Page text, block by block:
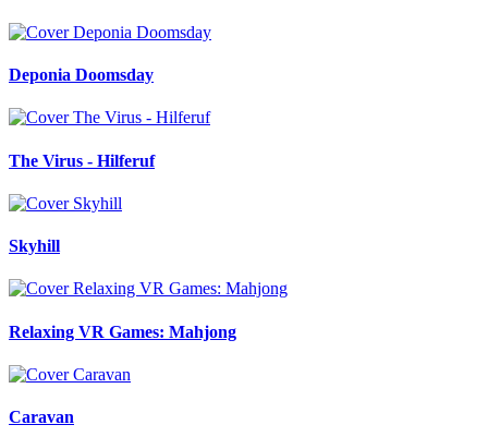
Deponia Doomsday
The Virus - Hilferuf
Skyhill
Relaxing VR Games: Mahjong
Caravan